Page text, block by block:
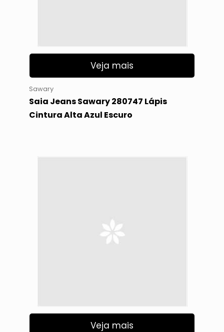
Veja mais
Sawary
Saia Jeans Sawary 280747 Lápis
Cintura Alta Azul Escuro
Veja mais